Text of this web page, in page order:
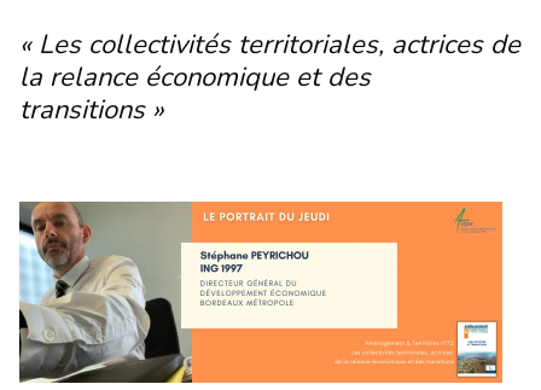
« Les collectivités territoriales, actrices de
la relance économique et des
transitions »